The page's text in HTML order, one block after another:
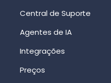
Central de Suporte
Agentes de IA
Integrações
Preços